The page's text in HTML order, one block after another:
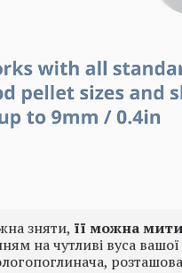
зняти, її можна
на чутливі вуса